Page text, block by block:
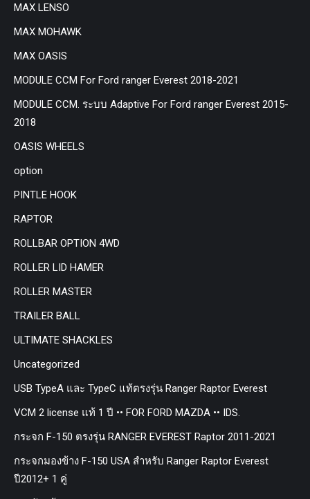
MAX LENSO
MAX MOHAWK
MAX OASIS
MODULE CCM For Ford ranger Everest 2018-2021
MODULE CCM. ระบบ Adaptive For Ford ranger Everest 2015-
2018
OASIS WHEELS
option
PINTLE HOOK
RAPTOR
ROLLBAR OPTION 4WD
ROLLER LID HAMER
ROLLER MASTER
TRAILER BALL
ULTIMATE SHACKLES
Uncategorized
USB TypeA และ TypeC แท้ตรงรุ่น Ranger Raptor Everest
VCM 2 license แท้ 1 ปี •• FOR FORD MAZDA •• IDS.
กระจก F-150 ตรงรุ่น RANGER EVEREST Raptor 2011-2021
กระจกมองข้าง F-150 USA สำหรับ Ranger Raptor Everest
ปี2012+ 1 คู่